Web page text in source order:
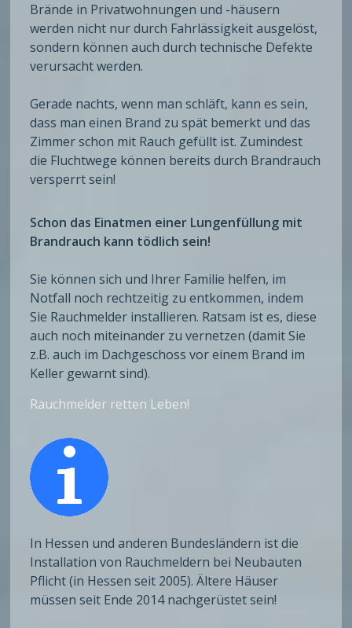
Brände in Privatwohnungen und -häusern
werden nicht nur durch Fahrlässigkeit ausgelöst,
sondern können auch durch technische Defekte
verursacht werden.
Gerade nachts, wenn man schläft, kann es sein,
dass man einen Brand zu spät bemerkt und das
Zimmer schon mit Rauch gefüllt ist. Zumindest
die Fluchtwege können bereits durch Brandrauch
versperrt sein!
Schon das Einatmen einer Lungenfüllung mit
Brandrauch kann tödlich sein!
Sie können sich und Ihrer Familie helfen, im
Notfall noch rechtzeitig zu entkommen, indem
Sie Rauchmelder installieren. Ratsam ist es, diese
auch noch miteinander zu vernetzen (damit Sie
z.B. auch im Dachgeschoss vor einem Brand im
Keller gewarnt sind).
Rauchmelder retten Leben!
In Hessen und anderen Bundesländern ist die
Installation von Rauchmeldern bei Neubauten
Pflicht (in Hessen seit 2005). Ältere Häuser
müssen seit Ende 2014 nachgerüstet sein!